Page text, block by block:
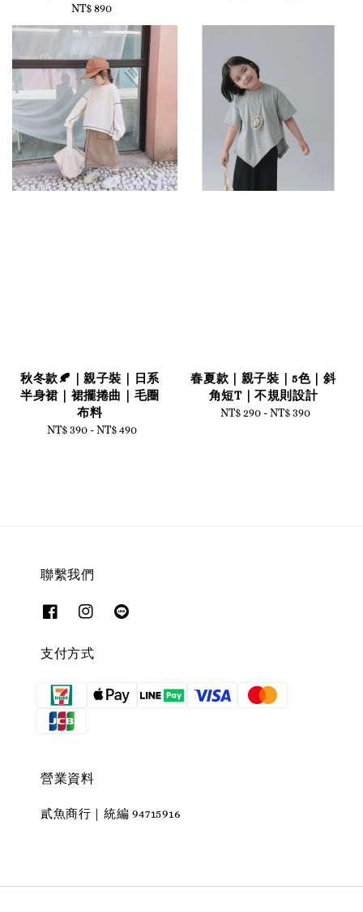
Regular
price
NT$ 890
秋冬款🍂｜親子裝｜日系
半身裙｜裙擺捲曲｜毛圈
布料
Regular
NT$ 390-NT$ 490
春夏款｜親子裝｜5色｜斜
角短T｜不規則設計
Regular
NT$ 290-NT$ 390
聯繫我們
支付方式
營業資料
貳魚商行｜統編 94715916